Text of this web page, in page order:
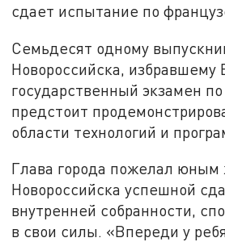
сдает испытание по
Семьдесят одному
Новороссийска, избравшему
государственный экзамен
предстоит
области технологий и
Глава города пожелал
Новороссийска успешной
внутренней собранности,
в свои силы. «Впереди у